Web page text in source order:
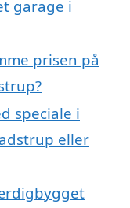
garage i
prisen på
speciale i
eller